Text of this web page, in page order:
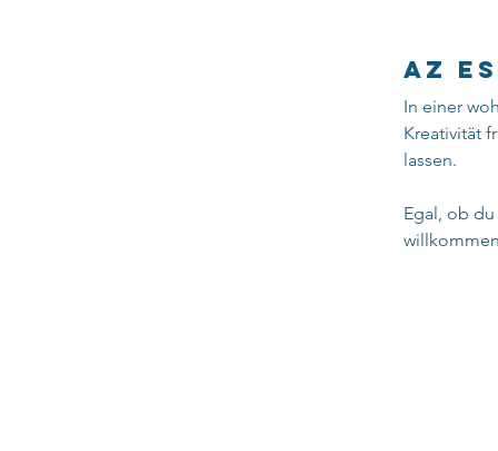
Az
In einer
Kreativität
lassen.
Egal, ob